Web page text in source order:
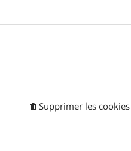
Supprimer les cookies